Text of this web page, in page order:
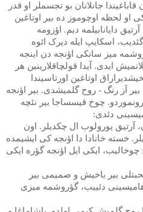
جانلانان بو تجسملر او قدر
او لحظه اوچوموز ده بیر اوتاغین
دایانابیلمه دیم. اؤزومه
اسکایپ ایله دیرک ائوه
میز سانکی اؤنجه دن اینجه
ایدی. آیدا قولچاقلارینین هر
اوتاغین اورتاسیندا
بیر آز رنگ - روح گلمیشدی. بیر اؤنجه
چوخ قیسساجا بیر نئچه
دئدی:
آرتیق یورولوب ال چکدیلر. اون
خسته خانادا دا اؤنجه کی ایشیمده
ایکی ایل اؤنجه گؤره ایکی
بیر باخیش و صمیمی بیر
دئییب، گؤروشمه میزی